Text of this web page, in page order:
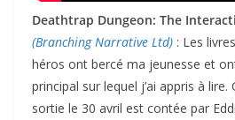
Deathtrap Dungeon: The
(Branching Narrative Ltd) : Les
héros ont bercé ma jeunesse et
principal sur lequel j’ai appris à
sortie le 30 avril est contée par